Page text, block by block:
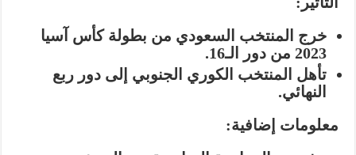
خرج المنتخب السعودي من بطولة كأس آسيا
2023 من دور الـ16.
تأهل المنتخب الكوري الجنوبي إلى دور ربع
النهائي.
معلومات إضافية: